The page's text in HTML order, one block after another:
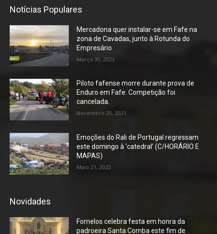
Notícias Populares
Mercadona quer instalar-se em Fafe na
zona de Cavadas, junto à Rotunda do
Empresário
Março 30, 2023
Piloto fafense morre durante prova de
Enduro em Fafe. Competição foi
cancelada.
Novembro 20, 2021
Emoções do Rali de Portugal regressam
este domingo à ‘catedral’ (C/HORÁRIO E
MAPAS)
Maio 21, 2022
Novidades
Fornelos celebra festa em honra da
padroeira Santa Comba este fim de